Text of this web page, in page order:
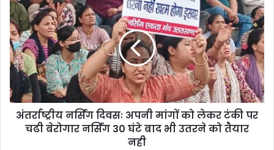
अंतर्राष्ट्रीय नर्सिंग दिवसः अपनी मांगों को लेकर टंकी पर
चढी बेरोगार नर्सिंग 30 घंटे बाद भी उतरने को तैयार
नही